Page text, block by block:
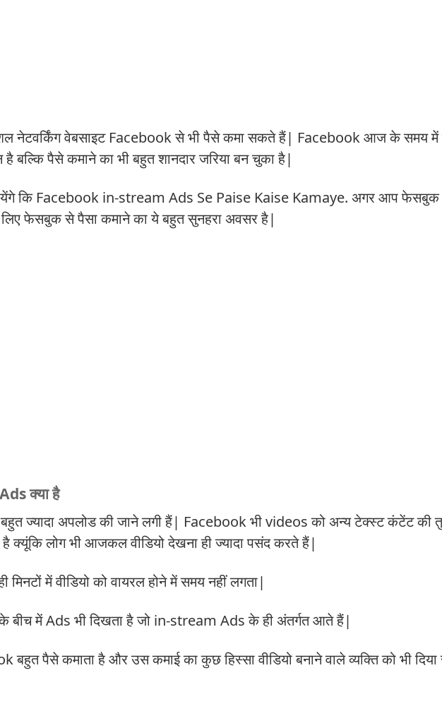
नेटवर्किंग वेबसाइट Facebook से भी पैसे कमा सकते हैं| Facebook आज के समय में
बल्कि पैसे कमाने का भी बहुत शानदार जरिया बन चुका है|
कि Facebook in-stream Ads Se Paise Kaise Kamaye. अगर आप
लिए फेसबुक से पैसा कमाने का ये बहुत सुनहरा अवसर है|
क्या है
ज्यादा अपलोड की जाने लगी हैं| Facebook भी videos को अन्य टेक्स्ट कंटेंट की
क्यूंकि लोग भी आजकल वीडियो देखना ही ज्यादा पसंद करते हैं|
मिनटों में वीडियो को वायरल होने में समय नहीं लगता|
के बीच में Ads भी दिखता है जो in-stream Ads के ही अंतर्गत आते हैं|
पैसे कमाता है और उस कमाई का कुछ हिस्सा वीडियो बनाने वाले व्यक्ति को भी